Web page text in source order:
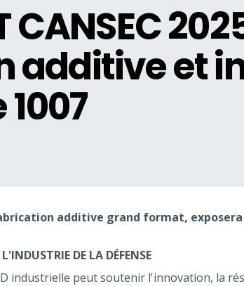
CANSEC
additive et
additive grand format, exposera
DE LA DÉFENSE
industrielle peut soutenir l'innovation, la